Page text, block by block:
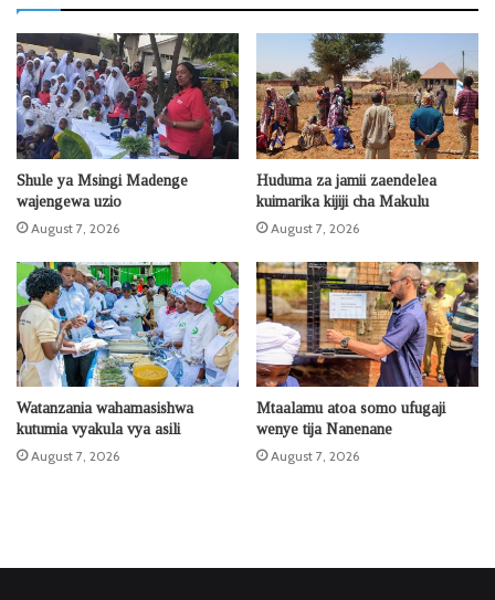
Shule ya Msingi Madenge
wajengewa uzio
August 7, 2026
Huduma za jamii zaendelea
kuimarika kijiji cha Makulu
August 7, 2026
Watanzania wahamasishwa
kutumia vyakula vya asili
August 7, 2026
Mtaalamu atoa somo ufugaji
wenye tija Nanenane
August 7, 2026